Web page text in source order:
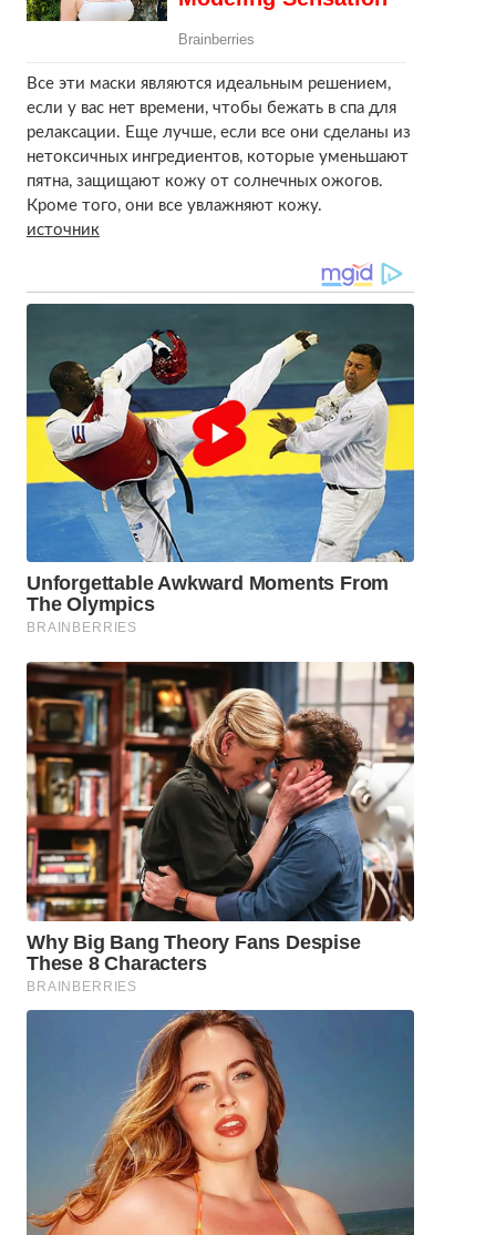
Все эти маски являются идеальным решением,
если у вас нет времени, чтобы бежать в спа для
релаксации. Еще лучше, если все они сделаны из
нетоксичных ингредиентов, которые уменьшают
пятна, защищают кожу от солнечных ожогов.
Кроме того, они все увлажняют кожу.
источник